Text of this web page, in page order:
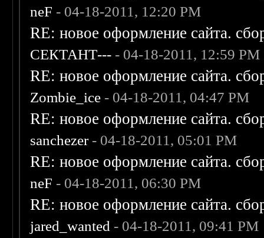
neF - 04-18-2011, 12:20 PM
RE: новое оформление сайта.
СЕКТАНТ--- - 04-18-2011, 12:59 PM
RE: новое оформление сайта.
Zombie_ice - 04-18-2011, 04:47 PM
RE: новое оформление сайта.
sanchezer- 04-18-2011, 05:01 PM
RE: новое оформление сайта.
neF - 04-18-2011, 06:30 PM
RE: новое оформление сайта.
jared_wanted - 04-18-2011, 09:41 PM